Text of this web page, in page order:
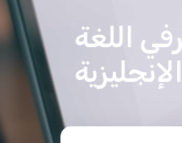
اللغة
الإنجليزية